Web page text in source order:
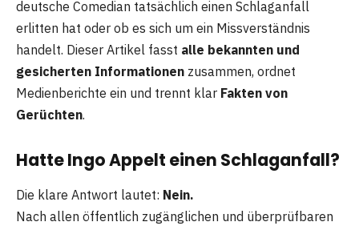
deutsche Comedian tatsächlich einen Schlaganfall
erlitten hat oder ob es sich um ein Missverständnis
handelt. Dieser Artikel fasst alle bekannten und
gesicherten Informationen zusammen, ordnet
Medienberichte ein und trennt klar Fakten von
Gerüchten.
Hatte Ingo Appelt einen Schlaganfall?
Die klare Antwort lautet: Nein.
Nach allen öffentlich zugänglichen und überprüfbaren